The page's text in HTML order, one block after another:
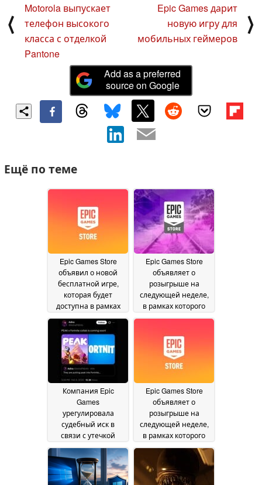
⟨
Motorola выпускает
телефон высокого
класса с отделкой
Pantone
Epic Games дарит
новую игру для
мобильных геймеров
⟩
Add as a preferred
source on Google
Ещё по теме
Epic Games Store
объявил о новой
бесплатной игре,
которая будет
доступна в рамках
акции на следующей
неделе17 July 2026
Epic Games Store
объявляет о
розыгрыше на
следующей неделе,
в рамках которого
будут разыграны две
высокими оценками
10 July 2026
Компания Epic
Games
урегулировала
судебный иск в
связи с утечкой
информации о
Fortnite с бывшим
сотрудником
компании10 July 2026
Epic Games Store
объявляет о
розыгрыше на
следующей неделе,
в рамках которого
будут разыграны две
бесплатные игры03
July 2026